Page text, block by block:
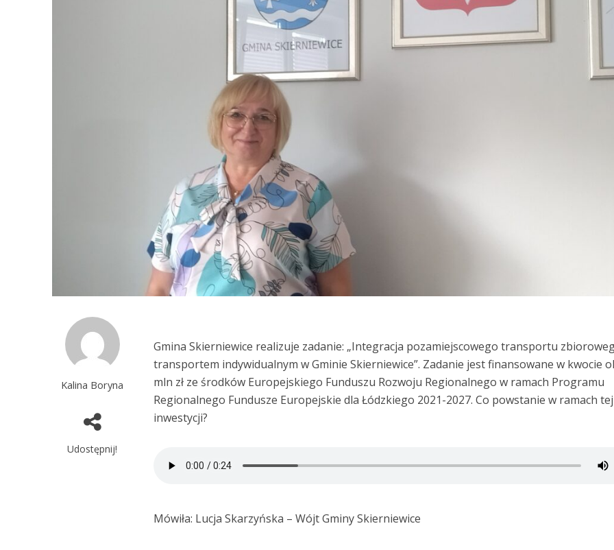
Kalina Boryna
Udostępnij!
Gmina Skierniewice realizuje zadanie: „Integracja pozamiejscowego transportu
transportem indywidualnym w Gminie Skierniewice”. Zadanie jest finansowane w kwocie
mln zł ze środków Europejskiego Funduszu Rozwoju Regionalnego w ramach Programu
Regionalnego Fundusze Europejskie dla Łódzkiego 2021-2027. Co powstanie w ramach tej
inwestycji?
Mówiła: Lucja Skarzyńska – Wójt Gminy Skierniewice